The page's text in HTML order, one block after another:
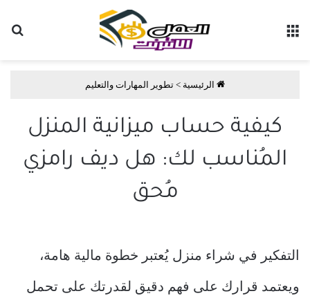
الرئيسية > تطوير المهارات والتعليم
كيفية حساب ميزانية المنزل
المُناسب لك: هل ديف رامزي
مُحق
التفكير في شراء منزل يُعتبر خطوة مالية هامة،
ويعتمد قرارك على فهم دقيق لقدرتك على تحمل